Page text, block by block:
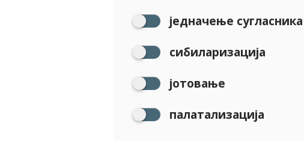
једначење
сибиларизација
јотовање
палатализација